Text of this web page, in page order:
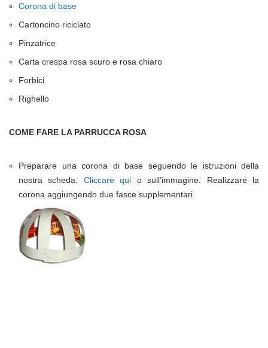
Corona di base
Cartoncino riciclato
Pinzatrice
Carta crespa rosa scuro e rosa chiaro
Forbici
Righello
COME FARE LA PARRUCCA ROSA
Preparare una corona di base seguendo le istruzioni della
nostra scheda. Cliccare qui o sull’immagine. Realizzare la
corona aggiungendo due fasce supplementari.